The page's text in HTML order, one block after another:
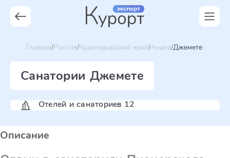
Главная Россия Краснодарский край Анапа Джемете
Санатории Джемете
Отелей и санаториев 12
Описание